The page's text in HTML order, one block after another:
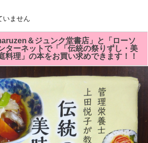
いません
＆ジュンク堂書店」と「ローソ
ターネットで「「伝統の祭りずし・美
料理」の本をお買い求めできます！！